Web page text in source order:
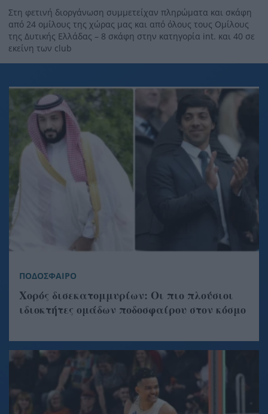
Στη φετινή διοργάνωση συμμετείχαν πληρώματα και σκάφη
από 24 ομίλους της χώρας μας και από όλους τους Ομίλους
της Δυτικής Ελλάδας – 8 σκάφη στην κατηγορία int. και 40 σε
εκείνη των club
ΠΟΔΟΣΦΑΙΡΟ
Χορός δισεκατομμυρίων: Οι πιο πλούσιοι
ιδιοκτήτες ομάδων ποδοσφαίρου στον κόσμο